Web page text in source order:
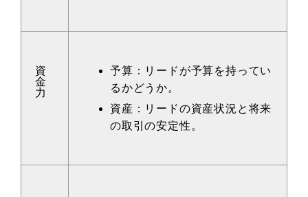
資
金
力
予算：リードが予算を持ってい
るかどうか。
資産：リードの資産状況と将来
の取引の安定性。